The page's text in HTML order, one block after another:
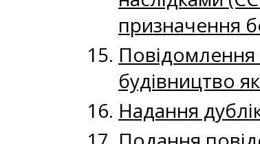
призначення
Повідомлення
будівництво
Надання